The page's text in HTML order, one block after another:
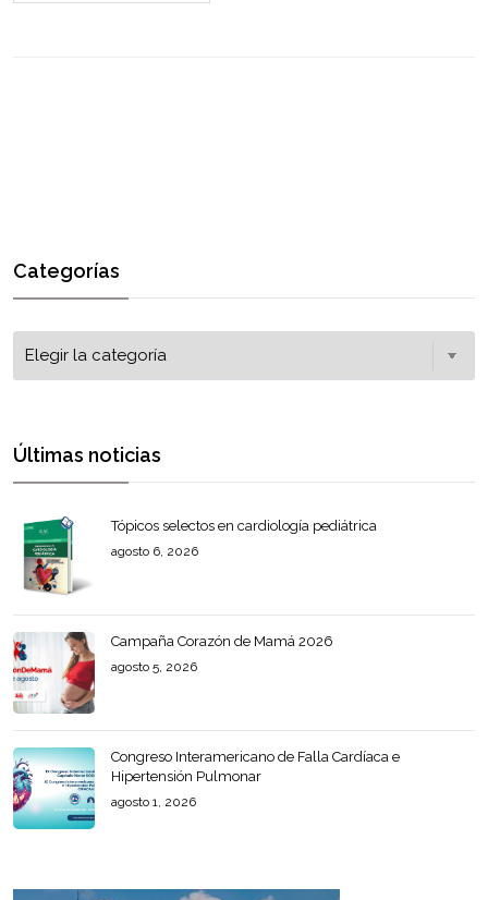
Categorías
Últimas noticias
Tópicos selectos en cardiología pediátrica
agosto 6, 2026
Campaña Corazón de Mamá 2026
agosto 5, 2026
Congreso Interamericano de Falla Cardíaca e
Hipertensión Pulmonar
agosto 1, 2026